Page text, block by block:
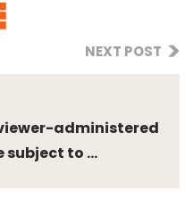
NEXT POST
administered
to ...